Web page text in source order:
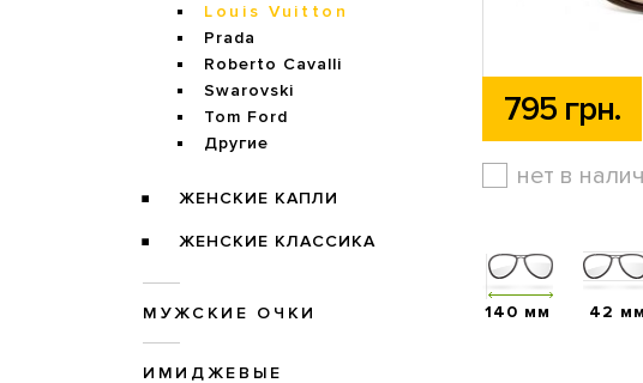
Louis Vuitton
Prada
Roberto Cavalli
Swarovski
Tom Ford
Другие
ЖЕНСКИЕ КАПЛИ
ЖЕНСКИЕ КЛАССИКА
МУЖСКИЕ ОЧКИ
ИМИДЖЕВЫЕ
795 грн.
нет в
140 мм 42 мм